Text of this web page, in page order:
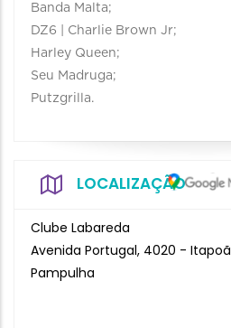
Banda Malta;
DZ6 | Charlie Brown Jr;
Harley Queen;
Seu Madruga;
Putzgrilla.
LOCALIZAÇÃO
Clube Labareda
Avenida Portugal, 4020 - Itapoã
Pampulha